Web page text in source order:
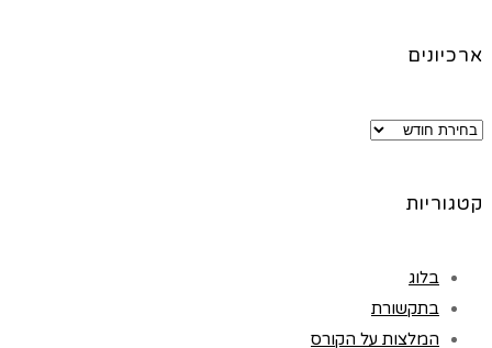
ארכיונים
ארכיונים
קטגוריות
בלוג
בתקשורת
המלצות על הקורס